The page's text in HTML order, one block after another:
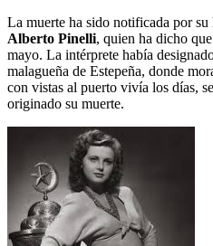
La muerte ha sido notificada por
Alberto Pinelli, quien ha dicho
mayo. La intérprete había
malagueña de Estepeña, donde
con vistas al puerto vivía los días,
originado su muerte.